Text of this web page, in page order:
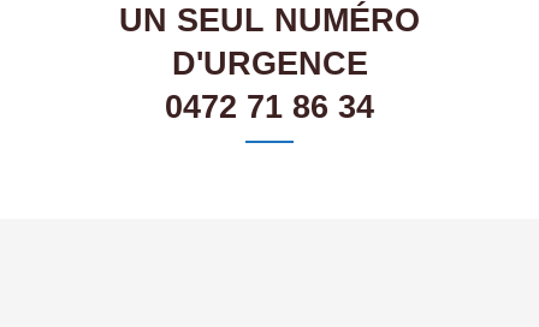
UN SEUL NUMÉRO
D'URGENCE
0472 71 86 34